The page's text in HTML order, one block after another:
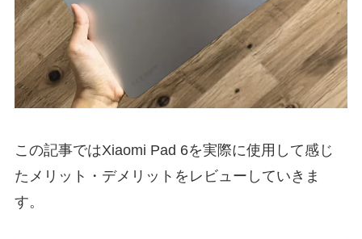
この記事ではXiaomi Pad 6を実際に使用して感じ
たメリット・デメリットをレビューしていきま
す。